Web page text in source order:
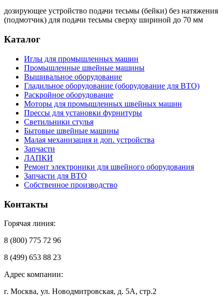
дозирующее устройство подачи тесьмы (бейки) без натяжения
(подмотчик) для подачи тесьмы сверху шириной до 70 мм
Каталог
Иглы для промышленных машин
Промышленные швейные машины
Вышивальное оборудование
Гладильное оборудование (оборудование для ВТО)
Раскройное оборудование
Моторы для промышленных швейных машин
Прессы для установки фурнитуры
Светильники стулья
Бытовые швейные машины
Малая механизация и доп. устройства
Запчасти
ЛАПКИ
Ремонт электроники для швейного оборудования
Запчасти для ВТО
Собственное производство
Контакты
Горячая линия:
8 (800) 775 72 96
8 (499) 653 88 23
Адрес компании:
г. Москва, ул. Новодмитровская, д. 5А, стр.2